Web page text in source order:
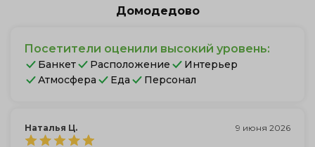
Домодедово
Посетители оценили высокий уровень:
Банкет Расположение
Интерьер
Атмосфера
Еда Персонал
Наталья Ц. 9 июня 2026